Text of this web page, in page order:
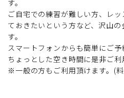
す。
ご自宅での練習が難しい方、レ
ておきたいという方など、沢山
す。
スマートフォンからも簡単にご予
ちょっとした空き時間に是非ご利
※一般の方もご利用頂けます。(